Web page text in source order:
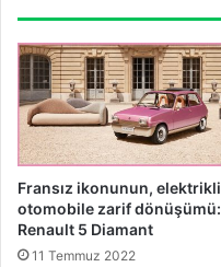
Fransız ikonunun, elektrikli
otomobile zarif dönüşümü:
Renault 5 Diamant
11 Temmuz 2022